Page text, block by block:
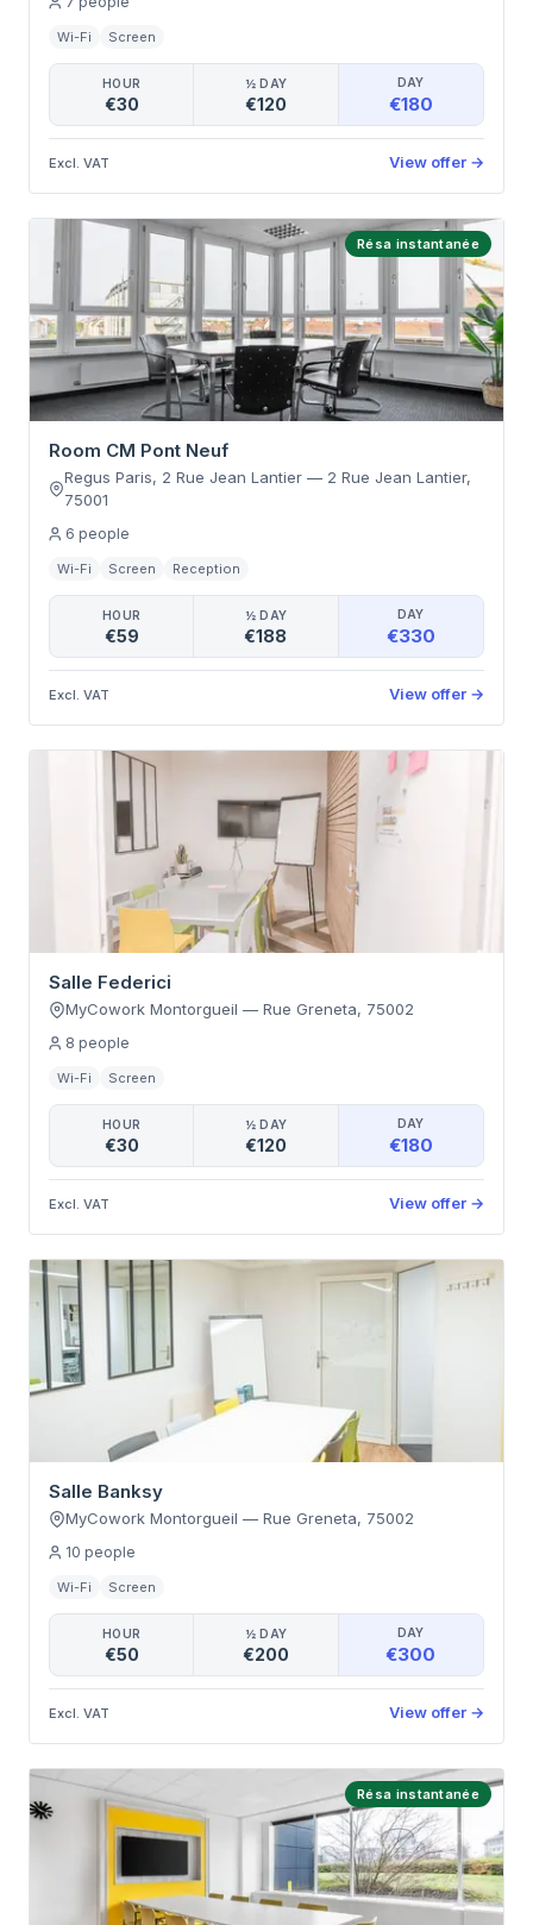
Wi-Fi Screen
HOUR
€30
½ DAY
€120
DAY
€180
Excl. VAT View offer →
Résa instantanée
Room CM Pont Neuf
Regus Paris, 2 Rue Jean Lantier — 2 Rue Jean Lantier,
75001
6 people
Wi-Fi Screen Reception
HOUR
€59
½ DAY
€188
DAY
€330
Excl. VAT View offer →
Salle Federici
MyCowork Montorgueil — Rue Greneta, 75002
8 people
Wi-Fi Screen
HOUR
€30
½ DAY
€120
DAY
€180
Excl. VAT View offer →
Salle Banksy
MyCowork Montorgueil — Rue Greneta, 75002
10 people
Wi-Fi Screen
HOUR
€50
½ DAY
€200
DAY
€300
Excl. VAT View offer →
Résa instantanée